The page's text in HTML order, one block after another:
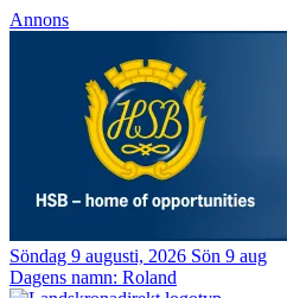
Annons
Söndag 9 augusti, 2026 Sön 9 aug
Dagens namn: Roland